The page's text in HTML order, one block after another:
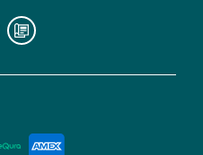
información,
puedes
nuestra
de